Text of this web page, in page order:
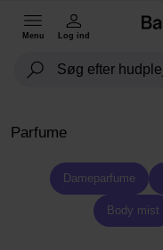
Menu Log ind
Parfume
Dameparfume
Body mist